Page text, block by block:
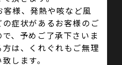
様、発熱や咳など風
症状があるお客様のご
、予めご了承下さいま
は、くれぐれもご無理
します。